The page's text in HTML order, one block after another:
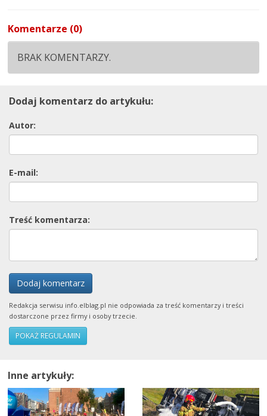
Komentarze (0)
BRAK KOMENTARZY.
Dodaj komentarz do artykułu:
Autor:
E-mail:
Treść komentarza:
Dodaj komentarz
Redakcja serwisu info.elblag.pl nie odpowiada za treść komentarzy i treści
dostarczone przez firmy i osoby trzecie.
POKAŻ REGULAMIN
Inne artykuły: